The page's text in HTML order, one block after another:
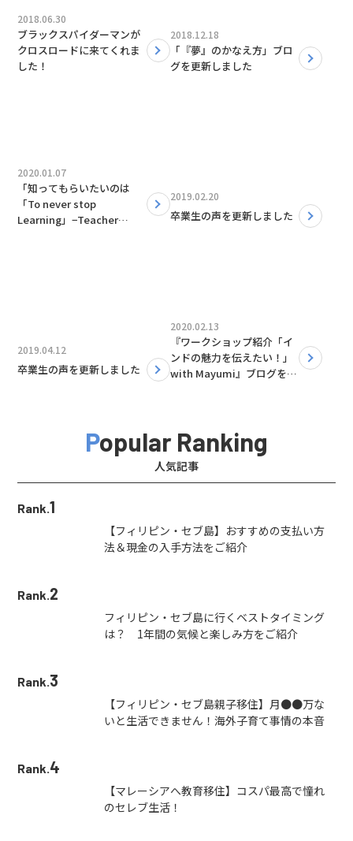
2018.06.30
ブラックスパイダーマンが
クロスロードに来てくれま
した！
2018.12.18
「『夢』のかなえ方」ブロ
グを更新しました
2020.01.07
「知ってもらいたいのは
「To never stop
Learning」−Teacher
2019.02.20
卒業生の声を更新しました
2019.04.12
卒業生の声を更新しました
2020.02.13
『ワークショップ紹介「イ
ンドの魅力を伝えたい！」
with Mayumi』ブログを更
Popular Ranking
人気記事
Rank.1
【フィリピン・セブ島】おすすめの支払い方
法＆現金の入手方法をご紹介
Rank.2
フィリピン・セブ島に行くベストタイミング
は？ 1年間の気候と楽しみ方をご紹介
Rank.3
【フィリピン・セブ島親子移住】月●●万な
いと生活できません！海外子育て事情の本音
Rank.4
【マレーシアへ教育移住】コスパ最高で憧れ
のセレブ生活！